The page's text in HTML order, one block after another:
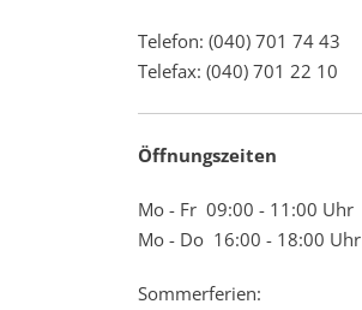
Telefon: (040) 701 74 43
Telefax: (040) 701 22 10
Öffnungszeiten
Mo - Fr 09:00 - 11:00 Uhr
Mo - Do 16:00 - 18:00 Uhr
Sommerferien: